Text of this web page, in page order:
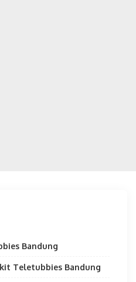
Bandung
Teletubbies Bandung